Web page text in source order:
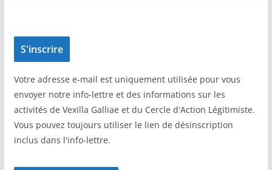
Votre adresse e-mail est uniquement utilisée pour vous
envoyer notre info-lettre et des informations sur les
activités de Vexilla Galliae et du Cercle d'Action Légitimiste.
Vous pouvez toujours utiliser le lien de désinscription
inclus dans l'info-lettre.